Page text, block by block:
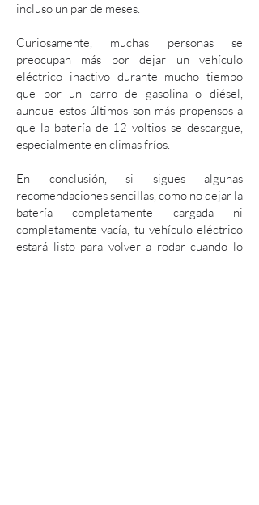
incluso un par de meses.
Curiosamente, muchas personas se
preocupan más por dejar un vehículo
eléctrico inactivo durante mucho tiempo
que por un carro de gasolina o diésel,
aunque estos últimos son más propensos a
que la batería de 12 voltios se descargue,
especialmente en climas fríos.
En conclusión, si sigues algunas
recomendaciones sencillas, como no dejar la
batería completamente cargada ni
completamente vacía, tu vehículo eléctrico
estará listo para volver a rodar cuando lo